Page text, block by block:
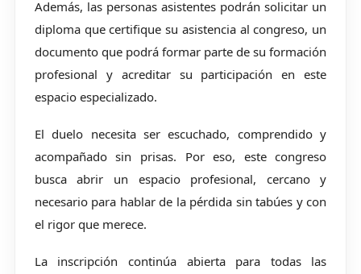
Además, las personas asistentes podrán solicitar un
diploma que certifique su asistencia al congreso, un
documento que podrá formar parte de su formación
profesional y acreditar su participación en este
espacio especializado.
El duelo necesita ser escuchado, comprendido y
acompañado sin prisas. Por eso, este congreso
busca abrir un espacio profesional, cercano y
necesario para hablar de la pérdida sin tabúes y con
el rigor que merece.
La inscripción continúa abierta para todas las